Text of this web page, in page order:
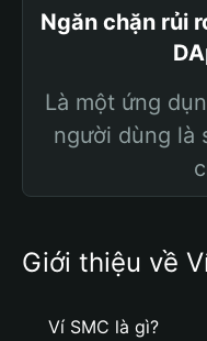
Ngăn chặn rủi
Là một ứng
người dùng là
Giới thiệu về
Ví SMC là gì?